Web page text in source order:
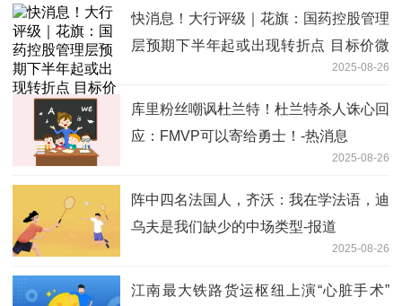
快消息！大行评级｜花旗：国药控股管理
层预期下半年起或出现转折点 目标价微
2025-08-26
库里粉丝嘲讽杜兰特！杜兰特杀人诛心回
应：FMVP可以寄给勇士！-热消息
2025-08-26
阵中四名法国人，齐沃：我在学法语，迪
乌夫是我们缺少的中场类型-报道
2025-08-26
江南最大铁路货运枢纽上演“心脏手术”